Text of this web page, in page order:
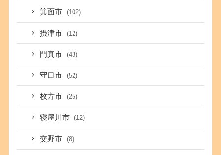
箕面市 (102)
摂津市 (12)
門真市 (43)
守口市 (52)
枚方市 (25)
寝屋川市 (12)
交野市 (8)